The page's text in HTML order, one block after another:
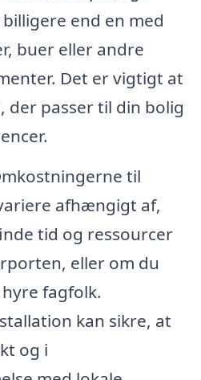
end en med
buer eller andre
Det er vigtigt at
der passer til din bolig
til
afhængigt af,
tid og ressourcer
eller om du
fagfolk.
kan sikre, at
og i